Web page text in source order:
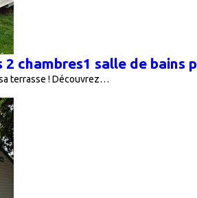
chambres1 salle de bains
terrasse ! Découvrez…